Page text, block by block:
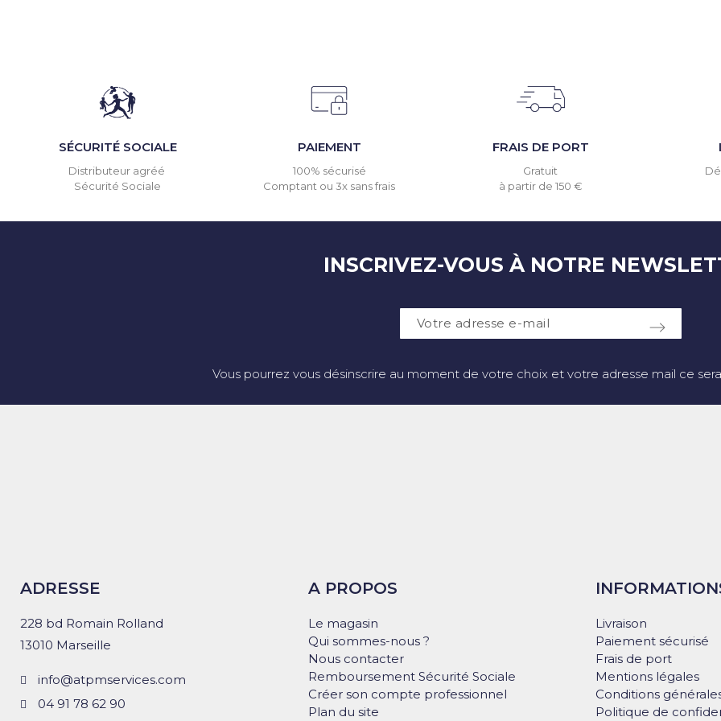
SÉCURITÉ SOCIALE
Distributeur agréé
Sécurité Sociale
PAIEMENT
100% sécurisé
Comptant ou 3x sans frais
FRAIS DE PORT
Gratuit
à partir de 150 €
INSCRIVEZ-VOUS À NOTRE
Vous pourrez vous désinscrire au moment de votre choix et votre adresse mail ce
ADRESSE
228 bd Romain Rolland
13010 Marseille
info@atpmservices.com
04 91 78 62 90
A PROPOS
Le magasin
Qui sommes-nous ?
Nous contacter
Remboursement Sécurité Sociale
Créer son compte professionnel
Plan du site
Livraison
Paiement sécurisé
Frais de port
Mentions légales
Conditions
Politique de